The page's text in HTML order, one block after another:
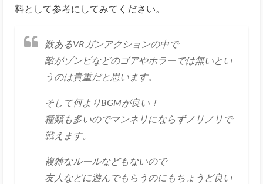
料として参考にしてみてください。
数あるVRガンアクションの中で
敵がゾンビなどのゴアやホラーでは無いとい
うのは貴重だと思います。
そして何よりBGMが良い！
種類も多いのでマンネリにならずノリノリで
戦えます。
複雑なルールなどもないので
友人などに遊んでもらうのにもちょうど良い